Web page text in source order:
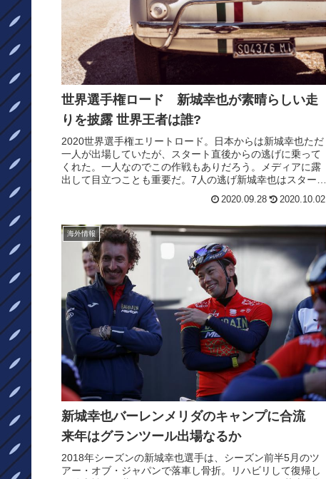
世界選手権ロード 新城幸也が素晴らしい走
りを披露 世界王者は誰?
2020世界選手権エリートロード。日本からは新城幸也ただ
一人が出場していたが、スタート直後からの逃げに乗って
くれた。一人なのでこの作戦もありだろう。メディアに露
出して目立つことも重要だ。7人の逃げ新城幸也はスタート
2020.09.28 2020.10.02
海外情報
新城幸也バーレンメリダのキャンプに合流
来年はグランツール出場なるか
2018年シーズンの新城幸也選手は、シーズン前半5月のツ
アー・オブ・ジャパンで落車し骨折。リハビリして復帰し